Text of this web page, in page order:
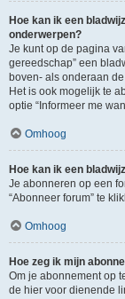
Hoe kan ik een
onderwerpen?
Je kunt op de pagina
gereedschap” een
boven- als onderaan
Het is ook mogelijk te
optie “Informeer me
Omhoog
Hoe kan ik een
Je abonneren op een
“Abonneer forum” te
Omhoog
Hoe zeg ik mijn
Om je abonnement op
de hier voor dienende